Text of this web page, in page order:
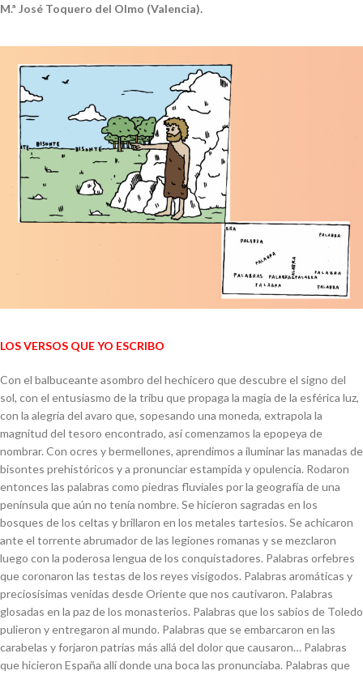
M.ª José Toquero del Olmo (Valencia).
LOS VERSOS QUE YO ESCRIBO
Con el balbuceante asombro del hechicero que descubre el signo del
sol, con el entusiasmo de la tribu que propaga la magia de la esférica luz,
con la alegría del avaro que, sopesando una moneda, extrapola la
magnitud del tesoro encontrado, así comenzamos la epopeya de
nombrar. Con ocres y bermellones, aprendimos a iluminar las manadas de
bisontes prehistóricos y a pronunciar estampida y opulencia. Rodaron
entonces las palabras como piedras fluviales por la geografía de una
península que aún no tenía nombre. Se hicieron sagradas en los
bosques de los celtas y brillaron en los metales tartesios. Se achicaron
ante el torrente abrumador de las legiones romanas y se mezclaron
luego con la poderosa lengua de los conquistadores. Palabras orfebres
que coronaron las testas de los reyes visigodos. Palabras aromáticas y
preciosísimas venidas desde Oriente que nos cautivaron. Palabras
glosadas en la paz de los monasterios. Palabras que los sabios de Toledo
pulieron y entregaron al mundo. Palabras que se embarcaron en las
carabelas y forjaron patrias más allá del dolor que causaron… Palabras
que hicieron España allí donde una boca las pronunciaba. Palabras que